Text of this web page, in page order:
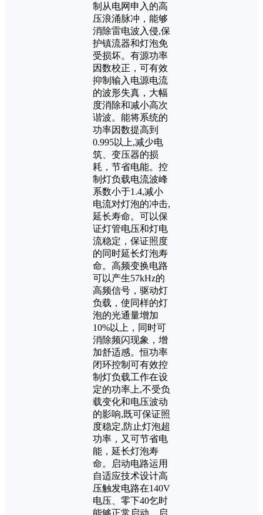
制从电网申入的高
压浪涌脉冲，能够
消除雷电波入侵,保
护镇流器和灯泡免
受损坏。有源功率
因数校正，可有效
抑制输入电源电流
的波形失真，大幅
度消除和减小高次
谐波。能将系统的
功率因数提高到
0.995以上,减少电
筑、变压器的损
耗，节省电能。控
制灯负载电流波峰
系数小于1.4,减小
电流对灯泡的冲击,
延长寿命。可以保
证灯管电压和灯电
流稳定，保证照度
的同时延长灯泡寿
命。高频变换电路
可以产生57kHz的
高频信号，驱动灯
负载，使同样的灯
泡的光通量增加
10%以上，同时可
消除频闪现象，增
加舒适感。恒功率
闭环控制可有效控
制灯负载工作在设
定的功率上,不受负
载变化和电压波动
的影响,既可保证照
度稳定,防止灯泡超
功率，又可节省电
能，延长灯泡寿
命。启动电路运用
自适应技术设计高
压触发电路在140V
电压、零下40乞时
能够正常启动，启